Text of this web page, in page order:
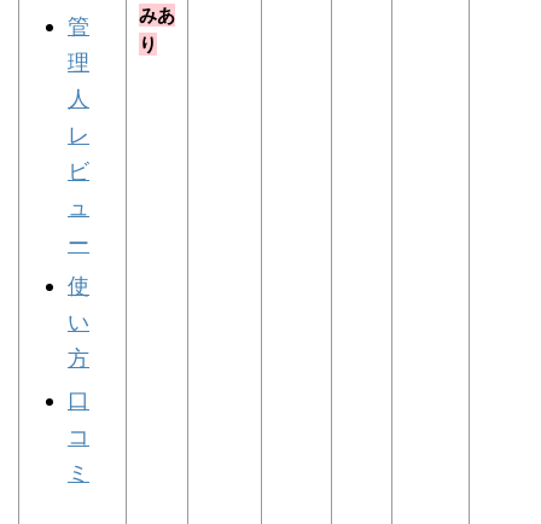
管
理
人
レ
ビ
ュ
ー
使
い
方
口
コ
ミ
みあ
り